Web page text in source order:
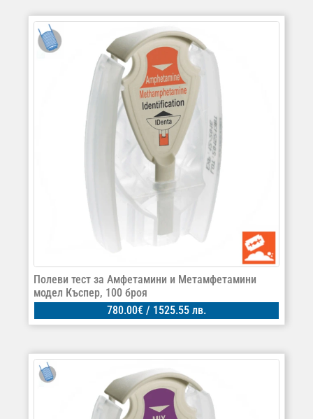
Полеви тест за Амфетамини и Метамфетамини
модел Къспер, 100 броя
780.00€ / 1525.55 лв.